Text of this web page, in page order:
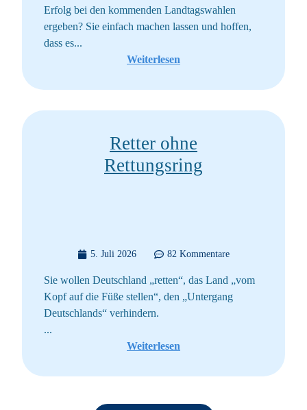
Erfolg bei den kommenden Landtagswahlen
ergeben? Sie einfach machen lassen und hoffen,
dass es...
Weiterlesen
Retter ohne
Rettungsring
5. Juli 2026 82 Kommentare
Sie wollen Deutschland „retten“, das Land „vom
Kopf auf die Füße stellen“, den „Untergang
Deutschlands“ verhindern.
...
Weiterlesen